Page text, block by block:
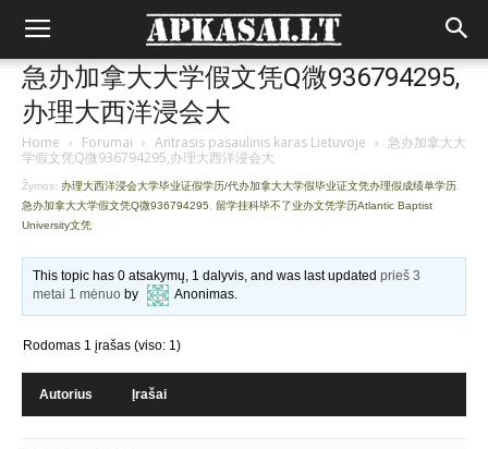
急办加拿大大学假文凭Q微936794295,
办理大西洋浸会大
Home › Forumai › Antrasis pasaulinis karas Lietuvoje › 急办加拿大大
学假文凭Q微936794295,办理大西洋浸会大
Žymos: 办理大西洋浸会大学毕业证假学历/代办加拿大大学假毕业证文凭办理假成绩单学历
急办加拿大大学假文凭Q微936794295
留学挂科毕不了业办文凭学历Atlantic Baptist
University文凭
This topic has 0 atsakymų, 1 dalyvis, and was last updatedprieš 3
metai 1 mėnuo by Anonimas.
Rodomas 1 įrašas (viso: 1)
Autorius Įrašai